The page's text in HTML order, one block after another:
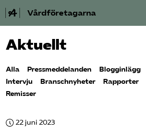
Vårdföretagarna
Välfärdskriminalitet
Valmanifest
Medlemskap
Aktiviteter
Aktuellt
Alla Pressmeddelanden Blogginlägg
Intervju
Branschnyheter Rapporter
Remisser
22 juni 2023